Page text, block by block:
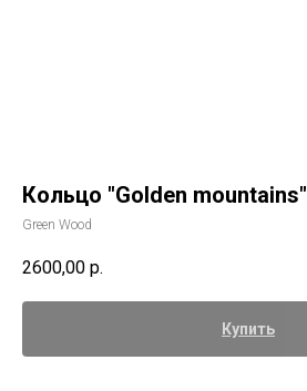
Кольцо "Golden mountains"
Green Wood
2600,00 р.
Купить